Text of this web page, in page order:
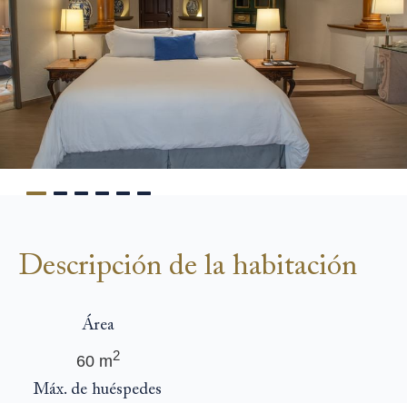
Descripción de la habitación
Área
60 m2
Máx. de huéspedes